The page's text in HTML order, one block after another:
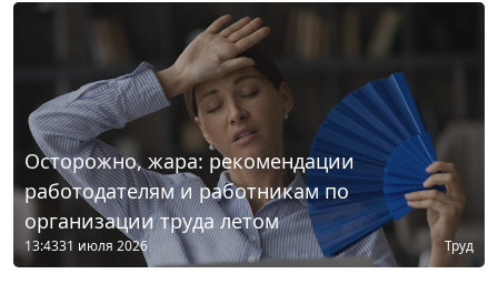
Осторожно, жара: рекомендации
работодателям и работникам по
организации труда летом
13:4331 июля 2026 Труд